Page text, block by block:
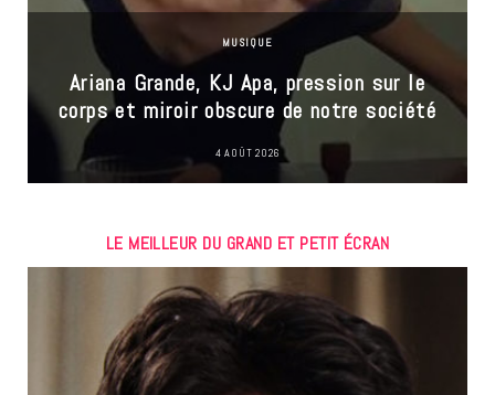
MUSIQUE
Ariana Grande, KJ Apa, pression sur le
corps et miroir obscure de notre société
4 AOÛT 2026
LE MEILLEUR DU GRAND ET PETIT ÉCRAN